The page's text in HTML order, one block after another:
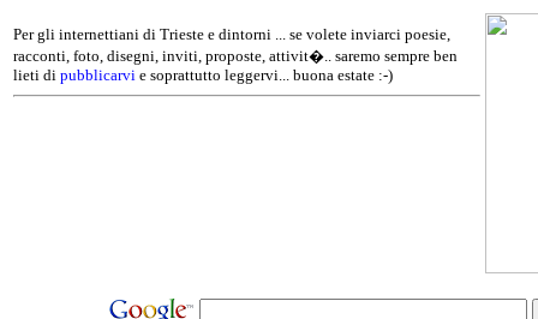
Per gli internettiani di Trieste e dintorni ... se volete inviarci poesie,
racconti, foto, disegni, inviti, proposte, attivit�.. saremo sempre ben
lieti di pubblicarvi e soprattutto leggervi... buona estate :-)